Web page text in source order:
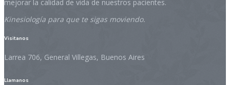
mejorar la calidad de vida de nuestros pacientes.
Kinesiología para que te sigas moviendo.
Visitanos
Larrea 706, General Villegas, Buenos Aires
Llamanos